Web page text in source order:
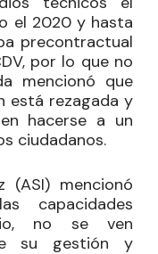
el 2020 y hasta
precontractual
por lo que no
mencionó que
está rezagada y
hacerse a un
ciudadanos.
(ASI) mencionó
capacidades
no se ven
su gestión y